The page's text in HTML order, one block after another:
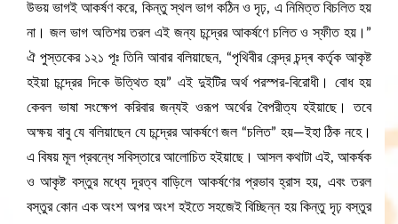
উভয় ভাগই আকর্ষণ করে, কিন্তু স্থল ভাগ কঠিন ও দৃঢ়, এ নিমিত্ত বিচলিত হয়
না। জল ভাগ অতিশয় তরল এই জন্য চন্দ্রের আকর্ষণে চলিত ও স্ফীত হয়।”
ঐ পুস্তকের ১২১ পূঃ তিনি আবার বলিয়াছেন, “পৃথিবীর কেন্দ্র চন্দ্ৰ কর্তৃক আকৃষ্ট
হইয়া চন্দ্রের দিকে উত্থিত হয়” এই দুইটির অর্থ পরস্পর-বিরোধী। বোধ হয়
কেবল ভাষা সংক্ষেপ করিবার জন্যই ওরূপ অর্থের বৈপরীত্য হইয়াছে। তবে
অক্ষয় বাবু যে বলিয়াছেন যে চন্দ্রের আকর্ষণে জল “চলিত” হয়—ইহা ঠিক নহে।
এ বিষয় মূল প্রবন্ধে সবিস্তারে আলোচিত হইয়াছে। আসল কথাটা এই, আকর্ষক
ও আকৃষ্ট বস্তুর মধ্যে দূরত্ব বাড়িলে আকর্ষণের প্রভাব হ্রাস হয়, এবং তরল
বস্তুর কোন এক অংশ অপর অংশ হইতে সহজেই বিচ্ছিন্ন হয় কিন্তু দৃঢ় বস্তুর